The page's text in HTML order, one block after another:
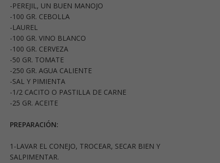
-PEREJIL, UN BUEN MANOJO
-100 GR. CEBOLLA
-LAUREL
-100 GR. VINO BLANCO
-100 GR. CERVEZA
-50 GR. TOMATE
-250 GR. AGUA CALIENTE
-SAL Y PIMIENTA
-1/2 CACITO O PASTILLA DE CARNE
-25 GR. ACEITE
PREPARACIÓN:
1-LAVAR EL CONEJO, TROCEAR, SECAR BIEN Y
SALPIMENTAR.